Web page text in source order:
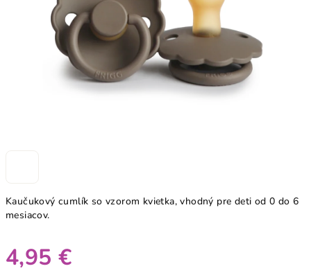
Kaučukový cumlík so vzorom kvietka, vhodný pre deti od 0 do 6
mesiacov.
4,95 €